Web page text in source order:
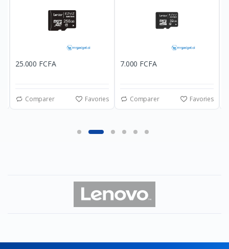
25.000 FCFA
Comparer Favories
7.000 FCFA
Comparer Favories